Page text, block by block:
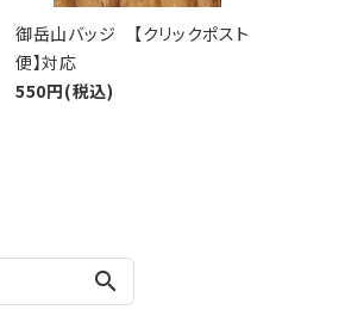
御岳山バッジ 【クリックポスト
便】対応
550円(税込)
search